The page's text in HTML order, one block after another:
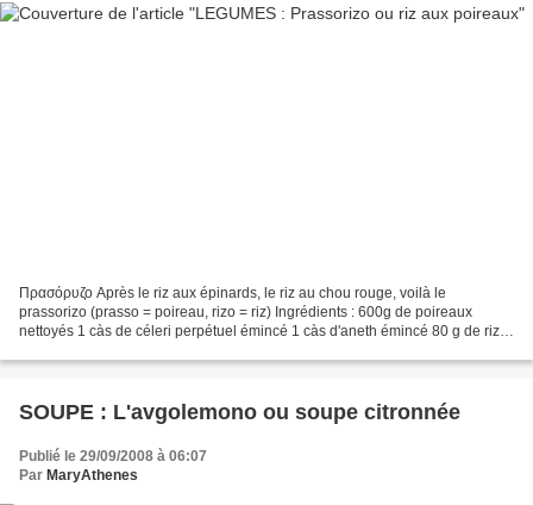
Πρασόρυζο Après le riz aux épinards, le riz au chou rouge, voilà le
prassorizo (prasso = poireau, rizo = riz) Ingrédients : 600g de poireaux
nettoyés 1 càs de céleri perpétuel émincé 1 càs d'aneth émincé 80 g de riz
SOUPE : L'avgolemono ou soupe citronnée
Publié le 29/09/2008 à 06:07
Par MaryAthenes